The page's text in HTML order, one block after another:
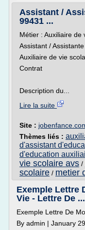
Assistant /
99431 ...
Métier : Auxiliaire de
Assistant /
Auxiliaire de vie
Contrat
Description du...
Lire la suite
Site :
Thèmes liés :
d'assistant
d'education
vie scolaire avs /
scolaire / metier
Exemple Lettre
Vie - Lettre De ...
Exemple Lettre De
By admin | January